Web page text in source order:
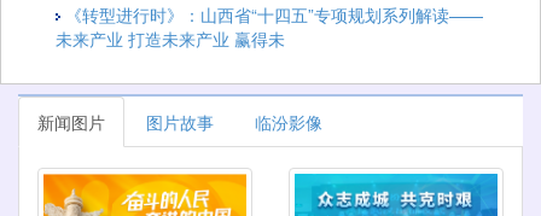
《转型进行时》：山西省“十四五”专项规划系列解读——
未来产业 打造未来产业 赢得未
新闻图片 图片故事 临汾影像